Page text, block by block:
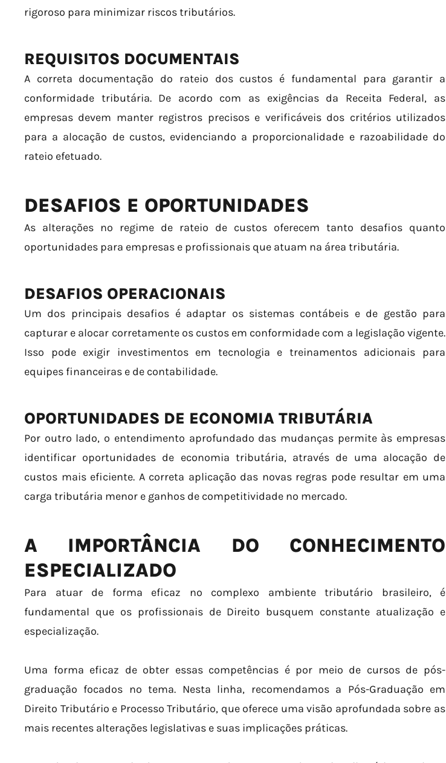
rigoroso para minimizar riscos tributários.
REQUISITOS DOCUMENTAIS
A correta documentação do rateio dos custos é fundamental para garantir a
conformidade tributária. De acordo com as exigências da Receita Federal, as
empresas devem manter registros precisos e verificáveis dos critérios utilizados
para a alocação de custos, evidenciando a proporcionalidade e razoabilidade do
rateio efetuado.
DESAFIOS E OPORTUNIDADES
As alterações no regime de rateio de custos oferecem tanto desafios quanto
oportunidades para empresas e profissionais que atuam na área tributária.
DESAFIOS OPERACIONAIS
Um dos principais desafios é adaptar os sistemas contábeis e de gestão para
capturar e alocar corretamente os custos em conformidade com a legislação vigente.
Isso pode exigir investimentos em tecnologia e treinamentos adicionais para
equipes financeiras e de contabilidade.
OPORTUNIDADES DE ECONOMIA TRIBUTÁRIA
Por outro lado, o entendimento aprofundado das mudanças permite às empresas
identificar oportunidades de economia tributária, através de uma alocação de
custos mais eficiente. A correta aplicação das novas regras pode resultar em uma
carga tributária menor e ganhos de competitividade no mercado.
A IMPORTÂNCIA DO CONHECIMENTO
ESPECIALIZADO
Para atuar de forma eficaz no complexo ambiente tributário brasileiro, é
fundamental que os profissionais de Direito busquem constante atualização e
especialização.
Uma forma eficaz de obter essas competências é por meio de cursos de pós-
graduação focados no tema. Nesta linha, recomendamos a Pós-Graduação em
Direito Tributário e Processo Tributário, que oferece uma visão aprofundada sobre as
mais recentes alterações legislativas e suas implicações práticas.